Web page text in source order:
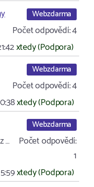
Webzdarma
Počet odpovědí:4
xtedy (Podpora)
Webzdarma
Počet odpovědí:4
xtedy (Podpora)
Webzdarma
…
Počet odpovědí:
1
xtedy (Podpora)